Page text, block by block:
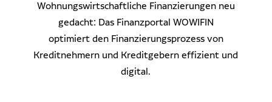
Wohnungswirtschaftliche Finanzierungen neu
gedacht: Das Finanzportal WOWIFIN
optimiert den Finanzierungsprozess von
Kreditnehmern und Kreditgebern effizient und
digital.